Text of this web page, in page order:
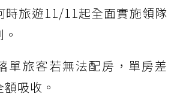
時旅遊11/11起全面實施領隊
單旅客若無法配房，單房差
吸收。